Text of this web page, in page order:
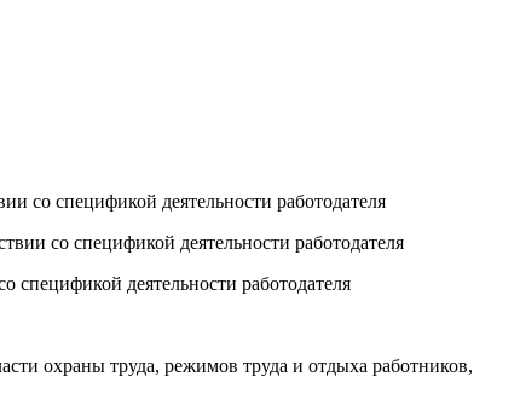
со спецификой деятельности работодателя
со спецификой деятельности работодателя
деятельности работодателя
охраны труда, режимов труда и отдыха работников,